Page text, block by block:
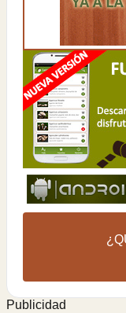
Publicidad